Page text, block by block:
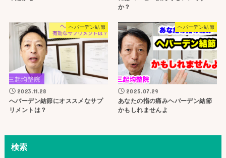
か？
ヘバーデン結節
2023.11.28
へバーデン結節にオススメなサプ
リメントは？
ヘバーデン結節
2025.07.29
あなたの指の痛みヘバーデン結節
かもしれませんよ
検索